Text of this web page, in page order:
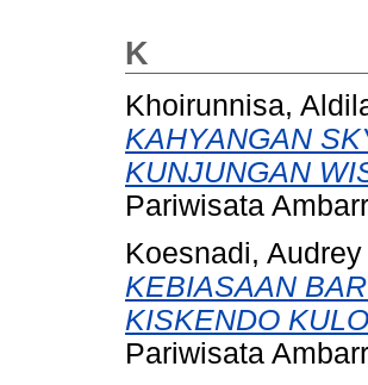
K
Khoirunnisa,
KAHYANGAN
KUNJUNGAN
Pariwisata
Koesnadi,
KEBIASAAN
KISKENDO
Pariwisata